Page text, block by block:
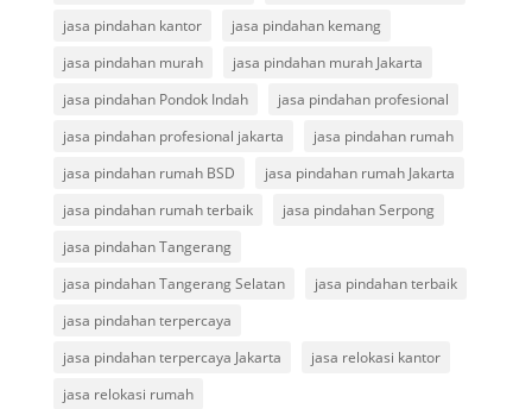
jasa pindahan kantor
jasa pindahan kemang
jasa pindahan murah
jasa pindahan murah Jakarta
jasa pindahan Pondok Indah
jasa pindahan profesional
jasa pindahan profesional jakarta
jasa pindahan rumah
jasa pindahan rumah BSD
jasa pindahan rumah Jakarta
jasa pindahan rumah terbaik
jasa pindahan Serpong
jasa pindahan Tangerang
jasa pindahan Tangerang Selatan
jasa pindahan terbaik
jasa pindahan terpercaya
jasa pindahan terpercaya Jakarta
jasa relokasi kantor
jasa relokasi rumah